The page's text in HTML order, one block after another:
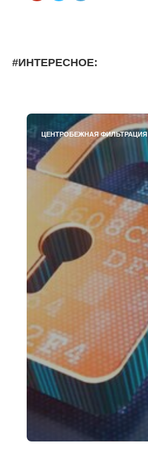
#ИНТЕРЕСНОЕ:
ЦЕНТРОБЕЖНАЯ ФИЛЬТРАЦИЯ